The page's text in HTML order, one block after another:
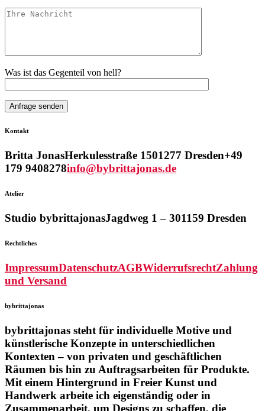
Was ist das Gegenteil von hell?
Kontakt
Britta JonasHerkulesstraße 1501277 Dresden+49
179 9408278info@bybrittajonas.de
Atelier
Studio bybrittajonasJagdweg 1 – 301159 Dresden
Rechtliches
ImpressumDatenschutzAGBWiderrufsrechtZahlung
und Versand
bybrittajonas
bybrittajonas steht für individuelle Motive und
künstlerische Konzepte in unterschiedlichen
Kontexten – von privaten und geschäftlichen
Räumen bis hin zu Auftragsarbeiten für Produkte.
Mit einem Hintergrund in Freier Kunst und
Handwerk arbeite ich eigenständig oder in
Zusammenarbeit, um Designs zu schaffen, die